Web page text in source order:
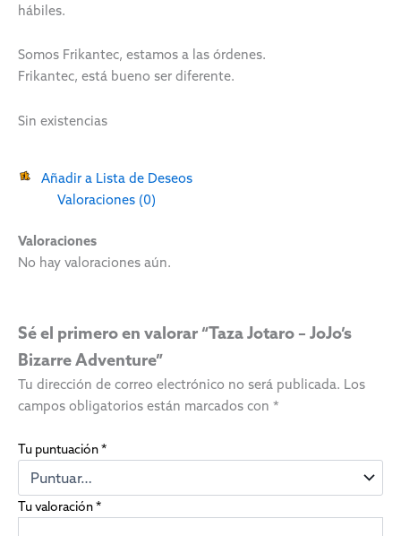
hábiles.
Somos Frikantec, estamos a las órdenes.
Frikantec, está bueno ser diferente.
Sin existencias
Añadir a Lista de Deseos
Valoraciones (0)
Valoraciones
No hay valoraciones aún.
Sé el primero en valorar “Taza Jotaro – JoJo’s
Bizarre Adventure”
Tu dirección de correo electrónico no será publicada. Los
campos obligatorios están marcados con *
Tu puntuación*
Tu valoración*